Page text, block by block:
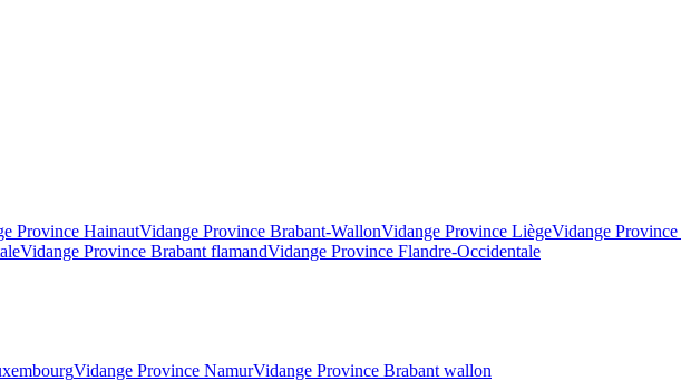
Province HainautVidange Province Brabant-WallonVidange Province LiègeVidange
Vidange Province Brabant flamandVidange Province Flandre-Occidentale
Vidange Province NamurVidange Province Brabant wallon